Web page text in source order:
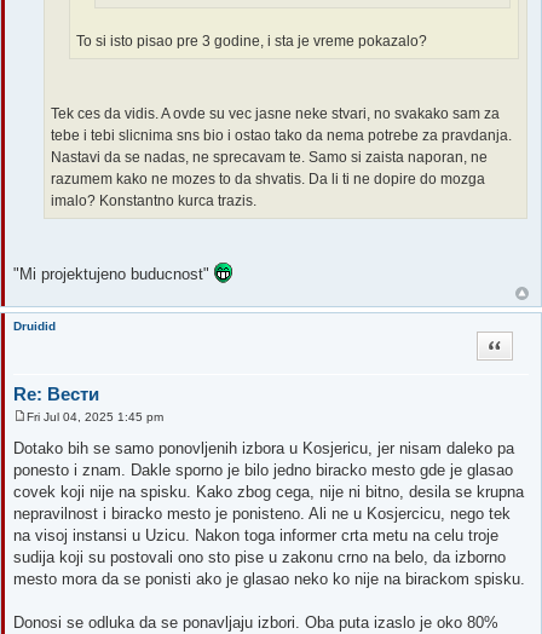
To si isto pisao pre 3 godine, i sta je vreme pokazalo?
Tek ces da vidis. A ovde su vec jasne neke stvari, no svakako sam za
tebe i tebi slicnima sns bio i ostao tako da nema potrebe za pravdanja.
Nastavi da se nadas, ne sprecavam te. Samo si zaista naporan, ne
razumem kako ne mozes to da shvatis. Da li ti ne dopire do mozga
imalo? Konstantno kurca trazis.
"Mi projektujeno buducnost"
Druidid
Re: Вести
Quote
o
s
t
Fri Jul 04, 2025 1:45 pm
Dotako bih se samo ponovljenih izbora u Kosjericu, jer nisam daleko pa
ponesto i znam. Dakle sporno je bilo jedno biracko mesto gde je glasao
covek koji nije na spisku. Kako zbog cega, nije ni bitno, desila se krupna
nepravilnost i biracko mesto je ponisteno. Ali ne u Kosjercicu, nego tek
na visoj instansi u Uzicu. Nakon toga informer crta metu na celu troje
sudija koji su postovali ono sto pise u zakonu crno na belo, da izborno
mesto mora da se ponisti ako je glasao neko ko nije na birackom spisku.
Donosi se odluka da se ponavljaju izbori. Oba puta izaslo je oko 80%